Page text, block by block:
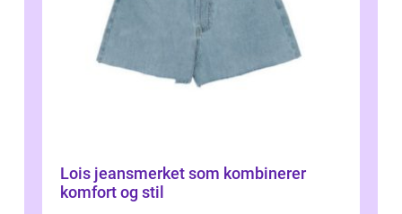
Lois jeansmerket som kombinerer
komfort og stil